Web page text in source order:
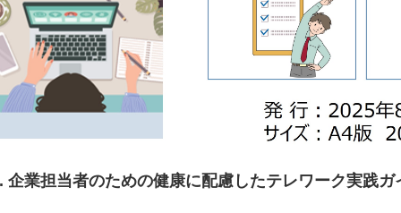
企業担当者のための健康に配慮したテレワーク実践ガ